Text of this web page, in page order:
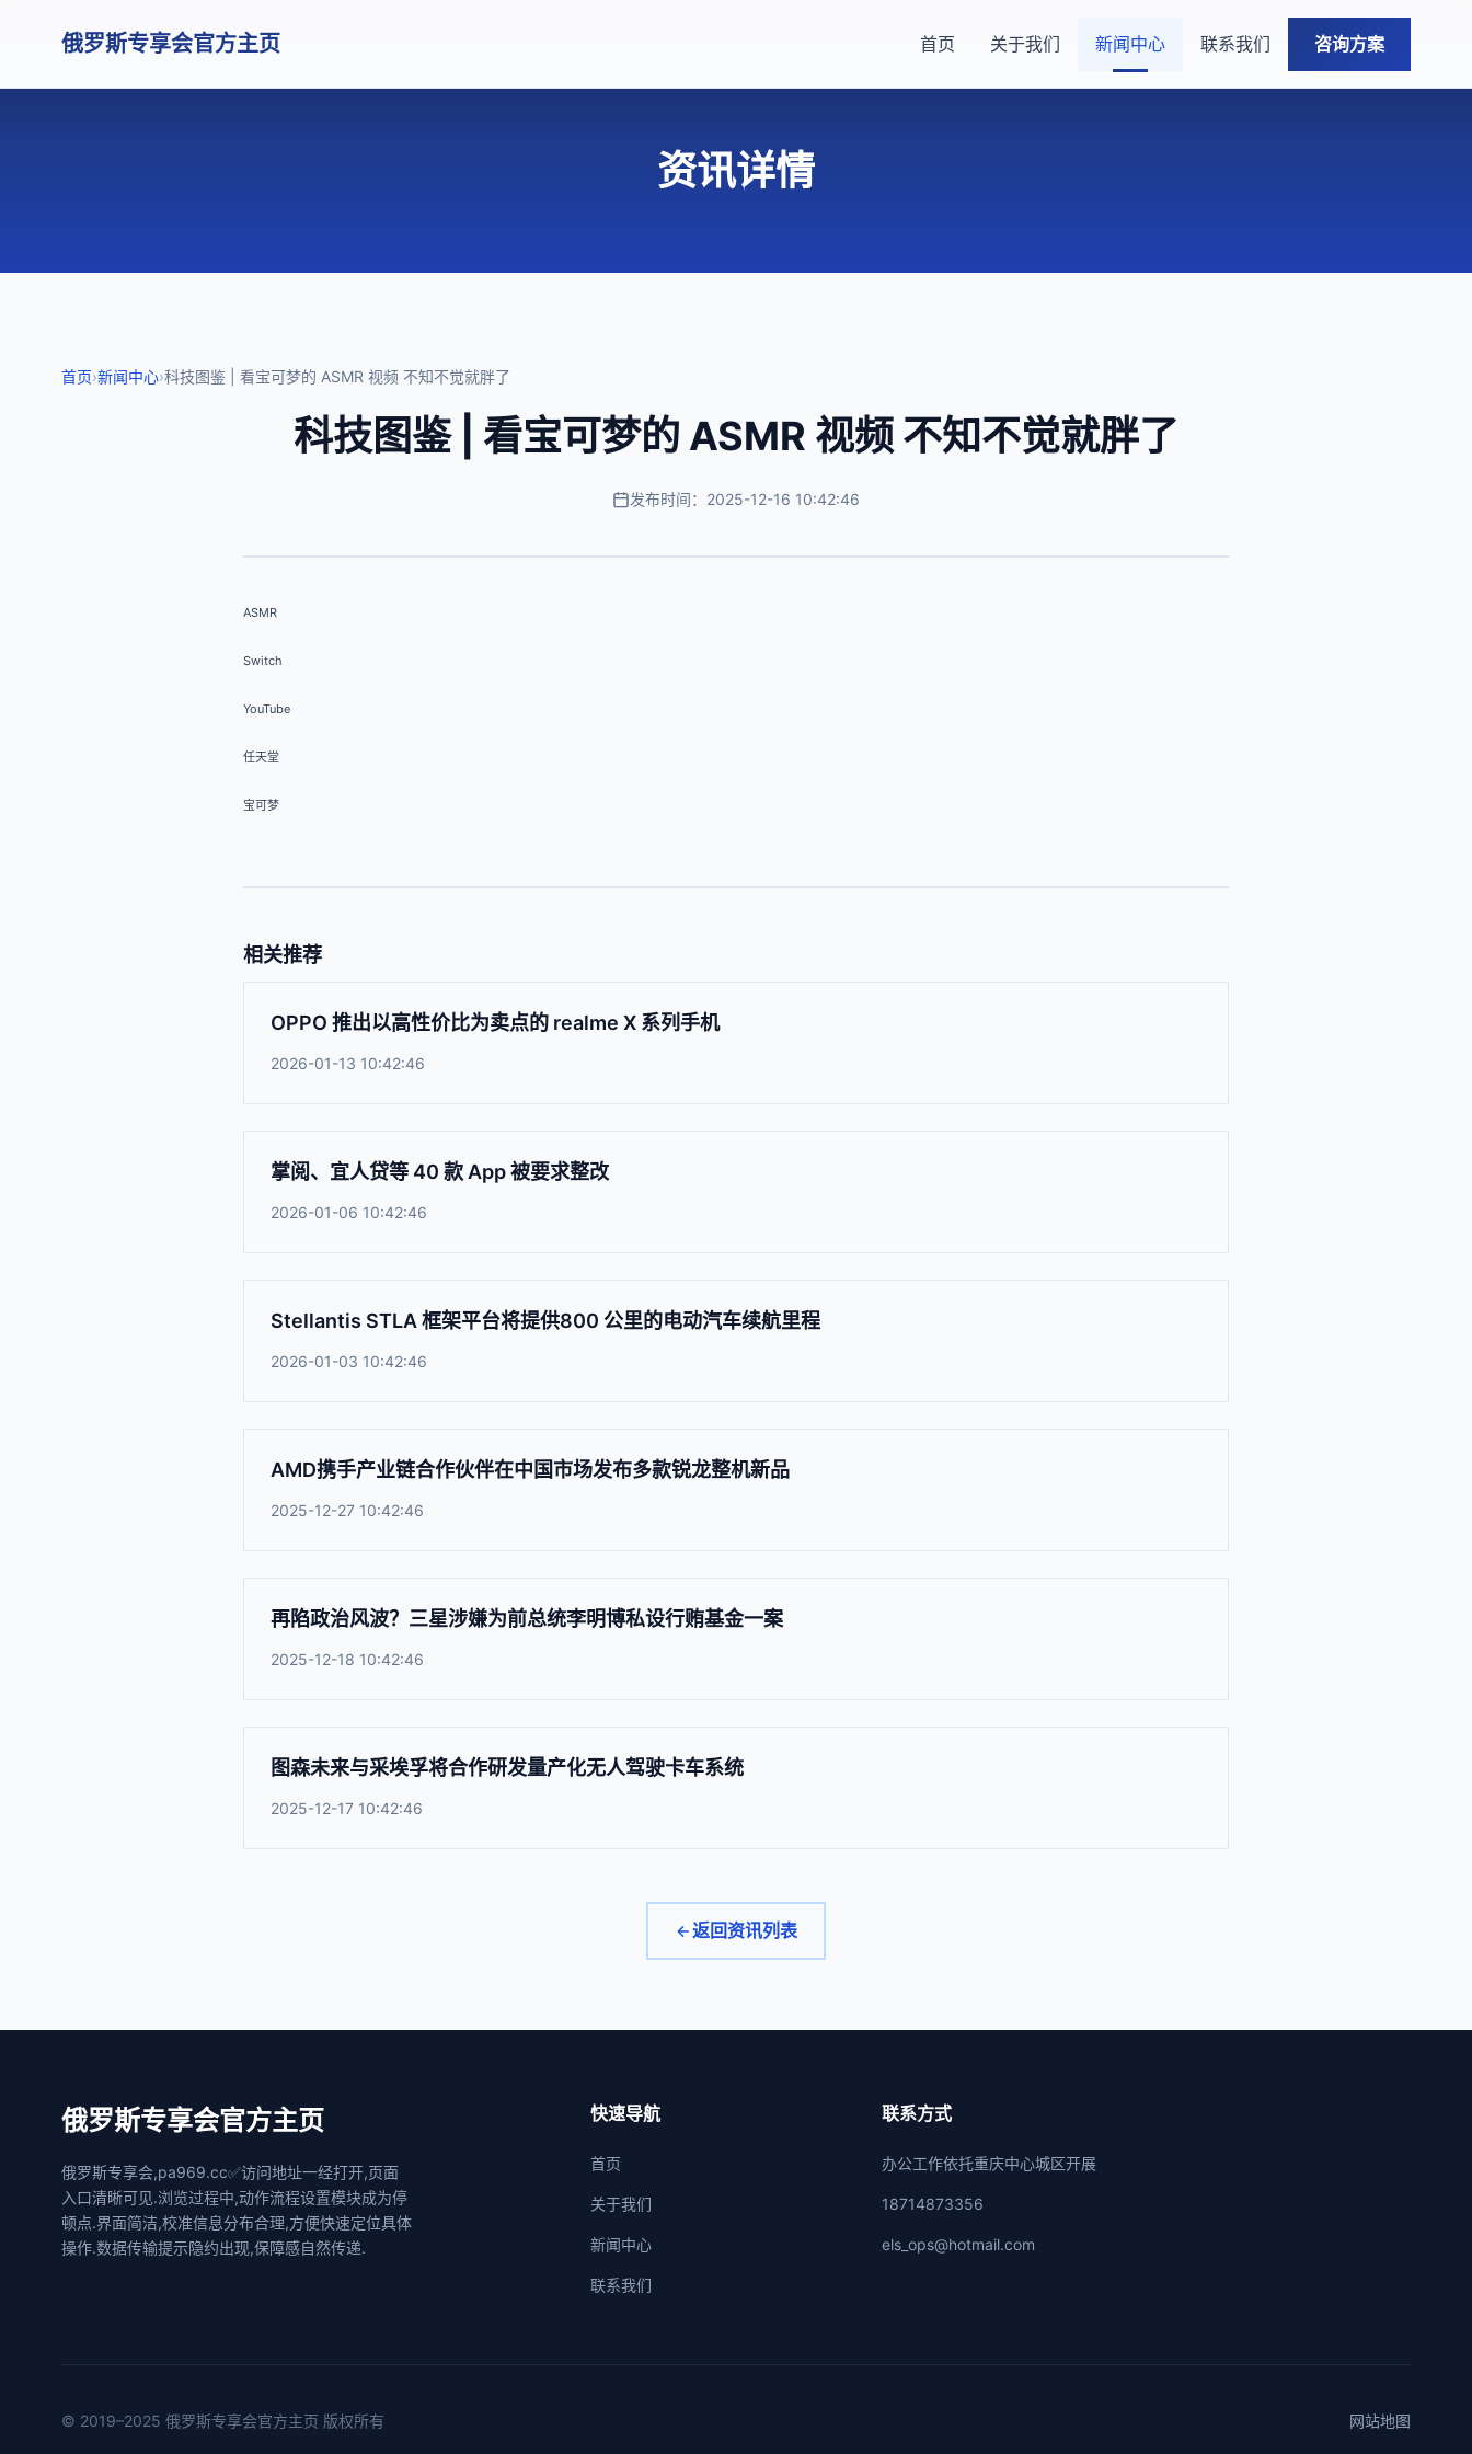
俄罗斯专享会官方主页 首页 关于我们 新闻中心 联系我们 咨询方案
资讯详情
首页›新闻中心›科技图鉴 | 看宝可梦的 ASMR 视频 不知不觉就胖了
科技图鉴 | 看宝可梦的 ASMR 视频 不知不觉就胖了
发布时间：2025-12-16 10:42:46
ASMR
Switch
YouTube
任天堂
宝可梦
相关推荐
OPPO 推出以高性价比为卖点的 realme X 系列手机
2026-01-13 10:42:46
掌阅、宜人贷等 40 款 App 被要求整改
2026-01-06 10:42:46
Stellantis STLA 框架平台将提供800 公里的电动汽车续航里程
2026-01-03 10:42:46
AMD携手产业链合作伙伴在中国市场发布多款锐龙整机新品
2025-12-27 10:42:46
再陷政治风波？三星涉嫌为前总统李明博私设行贿基金一案
2025-12-18 10:42:46
图森未来与采埃孚将合作研发量产化无人驾驶卡车系统
2025-12-17 10:42:46
返回资讯列表
俄罗斯专享会官方主页
俄罗斯专享会,pa969.cc✅访问地址一经打开,页面
入口清晰可见.浏览过程中,动作流程设置模块成为停
顿点.界面简洁,校准信息分布合理,方便快速定位具体
操作.数据传输提示隐约出现,保障感自然传递.
快速导航
首页
关于我们
新闻中心
联系我们
联系方式
办公工作依托重庆中心城区开展
18714873356
els_ops@hotmail.com
© 2019–2025 俄罗斯专享会官方主页 版权所有 网站地图